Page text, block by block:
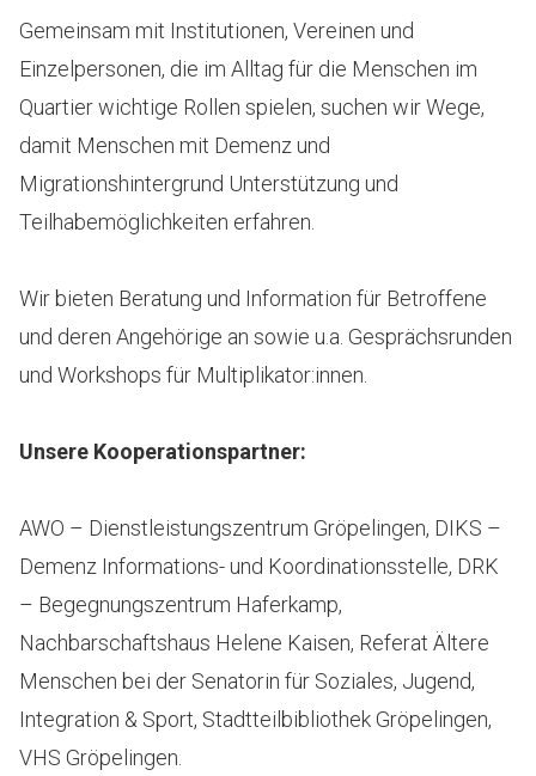
Gemeinsam mit Institutionen, Vereinen und
Einzelpersonen, die im Alltag für die Menschen im
Quartier wichtige Rollen spielen, suchen wir Wege,
damit Menschen mit Demenz und
Migrationshintergrund Unterstützung und
Teilhabemöglichkeiten erfahren.
Wir bieten Beratung und Information für Betroffene
und deren Angehörige an sowie u.a. Gesprächsrunden
und Workshops für Multiplikator:innen.
Unsere Kooperationspartner:
AWO – Dienstleistungszentrum Gröpelingen, DIKS –
Demenz Informations- und Koordinationsstelle, DRK
– Begegnungszentrum Haferkamp,
Nachbarschaftshaus Helene Kaisen, Referat Ältere
Menschen bei der Senatorin für Soziales, Jugend,
Integration & Sport, Stadtteilbibliothek Gröpelingen,
VHS Gröpelingen.